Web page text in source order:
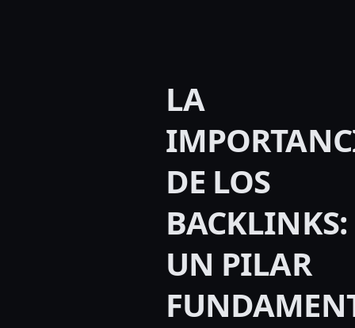
LA
DE LOS
BACKLINKS:
UN PILAR